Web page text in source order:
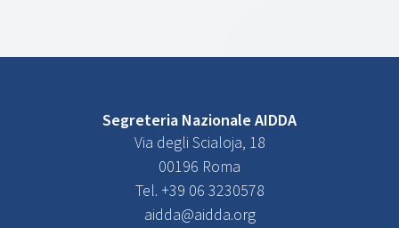
Segreteria Nazionale AIDDA
Via degli Scialoja, 18
00196 Roma
Tel. +39 06 3230578
aidda@aidda.org